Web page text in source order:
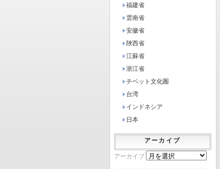
福建省
雲南省
安徽省
陜西省
江蘇省
浙江省
チベット文化圏
台湾
インドネシア
日本
アーカイブ
アーカイブ